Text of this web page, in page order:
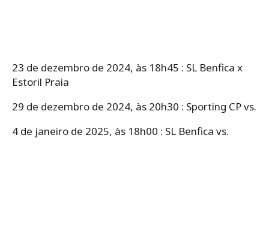
23 de dezembro de 2024, às 18h45 : SL Benfica x
Estoril Praia
29 de dezembro de 2024, às 20h30 : Sporting CP vs.
4 de janeiro de 2025, às 18h00 : SL Benfica vs.